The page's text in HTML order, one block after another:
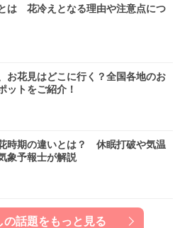
とは 花冷えとなる理由や注意点につ
お花見はどこに行く？全国各地のお
ットをご紹介！
時期の違いとは？ 休眠打破や気温
象予報士が解説
の話題をもっと見る